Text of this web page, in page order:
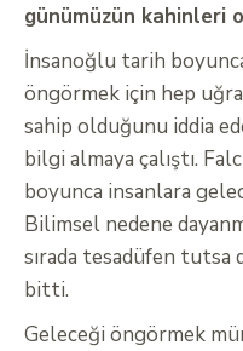
günümüzün kahinleri
İnsanoğlu tarih
öngörmek için hep
sahip olduğunu iddia
bilgi almaya çalıştı.
boyunca insanlara
Bilimsel nedene
sırada tesadüfen tutsa
bitti.
Geleceği öngörmek